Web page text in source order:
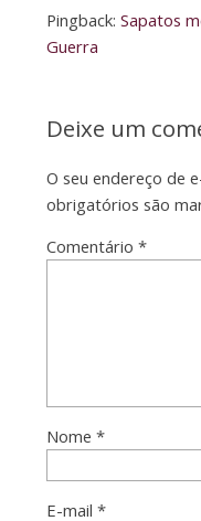
Pingback: Sapatos
Guerra
Deixe um
O seu endereço de
obrigatórios são
Comentário *
Nome *
E-mail *